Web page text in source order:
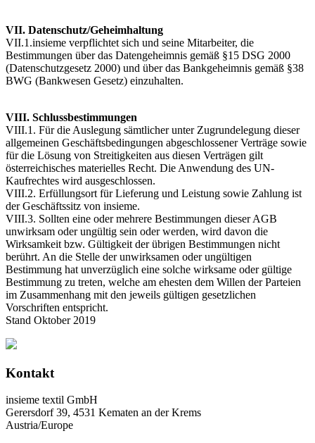
VII. Datenschutz/Geheimhaltung
VII.1.insieme verpflichtet sich und seine Mitarbeiter, die
Bestimmungen über das Datengeheimnis gemäß §15 DSG 2000
(Datenschutzgesetz 2000) und über das Bankgeheimnis gemäß §38
BWG (Bankwesen Gesetz) einzuhalten.
VIII. Schlussbestimmungen
VIII.1. Für die Auslegung sämtlicher unter Zugrundelegung dieser
allgemeinen Geschäftsbedingungen abgeschlossener Verträge sowie
für die Lösung von Streitigkeiten aus diesen Verträgen gilt
österreichisches materielles Recht. Die Anwendung des UN-
Kaufrechtes wird ausgeschlossen.
VIII.2. Erfüllungsort für Lieferung und Leistung sowie Zahlung ist
der Geschäftssitz von insieme.
VIII.3. Sollten eine oder mehrere Bestimmungen dieser AGB
unwirksam oder ungültig sein oder werden, wird davon die
Wirksamkeit bzw. Gültigkeit der übrigen Bestimmungen nicht
berührt. An die Stelle der unwirksamen oder ungültigen
Bestimmung hat unverzüglich eine solche wirksame oder gültige
Bestimmung zu treten, welche am ehesten dem Willen der Parteien
im Zusammenhang mit den jeweils gültigen gesetzlichen
Vorschriften entspricht.
Stand Oktober 2019
Kontakt
insieme textil GmbH
Gerersdorf 39, 4531 Kematen an der Krems
Austria/Europe